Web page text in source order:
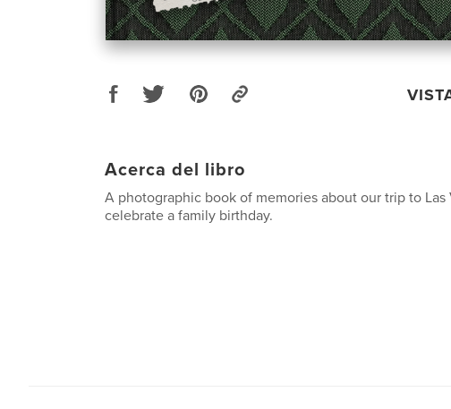
Acerca del libro
A photographic book of memories about our trip to Las
celebrate a family birthday.